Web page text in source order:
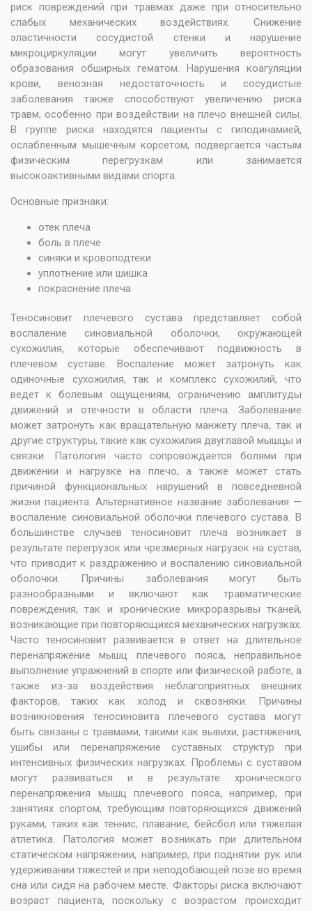
риск повреждений при травмах даже при относительно
слабых механических воздействиях. Снижение
эластичности сосудистой стенки и нарушение
микроциркуляции могут увеличить вероятность
образования обширных гематом. Нарушения коагуляции
крови, венозная недостаточность и сосудистые
заболевания также способствуют увеличению риска
травм, особенно при воздействии на плечо внешней силы.
В группе риска находятся пациенты с гиподинамией,
ослабленным мышечным корсетом, подвергается частым
физическим перегрузкам или занимается
высокоактивными видами спорта.
Основные признаки:
отек плеча
боль в плече
синяки и кровоподтеки
уплотнение или шишка
покраснение плеча
Теносиновит плечевого сустава представляет собой
воспаление синовиальной оболочки, окружающей
сухожилия, которые обеспечивают подвижность в
плечевом суставе. Воспаление может затронуть как
одиночные сухожилия, так и комплекс сухожилий, что
ведет к болевым ощущениям, ограничению амплитуды
движений и отечности в области плеча. Заболевание
может затронуть как вращательную манжету плеча, так и
другие структуры, такие как сухожилия двуглавой мышцы и
связки. Патология часто сопровождается болями при
движении и нагрузке на плечо, а также может стать
причиной функциональных нарушений в повседневной
жизни пациента. Альтернативное название заболевания —
воспаление синовиальной оболочки плечевого сустава. В
большинстве случаев теносиновит плеча возникает в
результате перегрузок или чрезмерных нагрузок на сустав,
что приводит к раздражению и воспалению синовиальной
оболочки. Причины заболевания могут быть
разнообразными и включают как травматические
повреждения, так и хронические микроразрывы тканей,
возникающие при повторяющихся механических нагрузках.
Часто теносиновит развивается в ответ на длительное
перенапряжение мышц плечевого пояса, неправильное
выполнение упражнений в спорте или физической работе, а
также из-за воздействия неблагоприятных внешних
факторов, таких как холод и сквозняки. Причины
возникновения теносиновита плечевого сустава могут
быть связаны с травмами, такими как вывихи, растяжения,
ушибы или перенапряжение суставных структур при
интенсивных физических нагрузках. Проблемы с суставом
могут развиваться и в результате хронического
перенапряжения мышц плечевого пояса, например, при
занятиях спортом, требующим повторяющихся движений
руками, таких как теннис, плавание, бейсбол или тяжелая
атлетика. Патология может возникать при длительном
статическом напряжении, например, при поднятии рук или
удерживании тяжестей и при неподобающей позе во время
сна или сидя на рабочем месте. Факторы риска включают
возраст пациента, поскольку с возрастом происходит